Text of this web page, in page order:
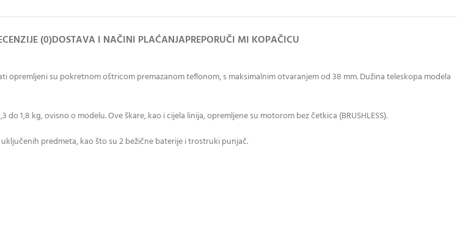
(0)DOSTAVA I NAČINI PLAĆANJAPREPORUČI MI KOPAČICU
opremljeni su pokretnom oštricom premazanom teflonom, s maksimalnim otvaranjem od 38 mm. Dužina teleskopa modela
1,8 kg, ovisno o modelu. Ove škare, kao i cijela linija, opremljene su motorom bez četkica (BRUSHLESS).
predmeta, kao što su 2 bežične baterije i trostruki punjač.